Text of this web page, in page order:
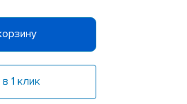
1 клик